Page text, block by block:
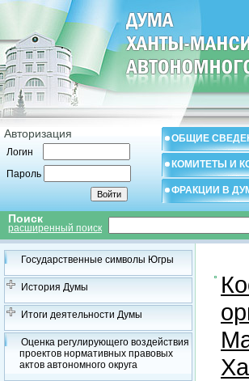
Авторизация
Логин
Пароль
ОБЩИЕ
КОМИТЕТЫ И
ФРАКЦИИ В
Поиск
расширенный поиск
Государственные символы Югры
История Думы
Итоги деятельности Думы
Оценка регулирующего воздействия
проектов нормативных правовых
актов автономного округа